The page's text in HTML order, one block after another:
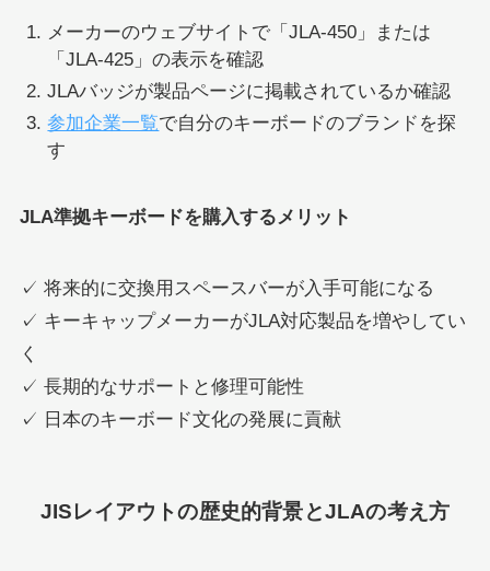
メーカーのウェブサイトで「JLA-450」または
「JLA-425」の表示を確認
JLAバッジが製品ページに掲載されているか確認
参加企業一覧で自分のキーボードのブランドを探
す
JLA準拠キーボードを購入するメリット
✓ 将来的に交換用スペースバーが入手可能になる
✓ キーキャップメーカーがJLA対応製品を増やしてい
く
✓ 長期的なサポートと修理可能性
✓ 日本のキーボード文化の発展に貢献
JISレイアウトの歴史的背景とJLAの考え方